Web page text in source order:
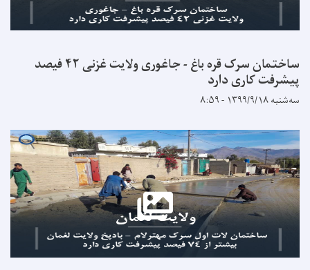
ساختمان سرک قره باغ - جاغوری ولایت غزنی ۴۲ فیصد
دارد